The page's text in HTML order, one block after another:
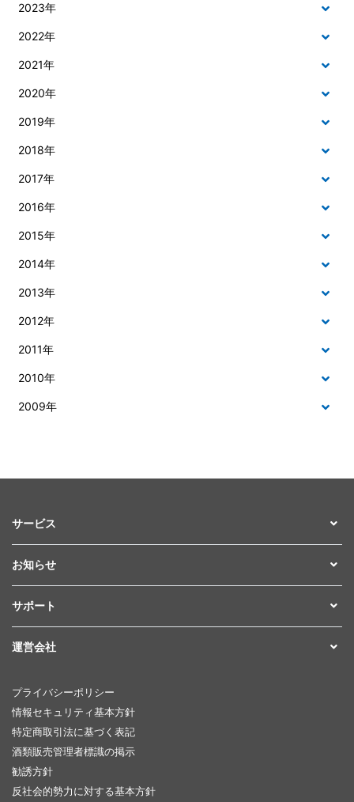
2023年
2022年
2021年
2020年
2019年
2018年
2017年
2016年
2015年
2014年
2013年
2012年
2011年
2010年
2009年
サービス
お知らせ
サポート
運営会社
プライバシーポリシー
情報セキュリティ基本方針
特定商取引法に基づく表記
酒類販売管理者標識の掲示
勧誘方針
反社会的勢力に対する基本方針